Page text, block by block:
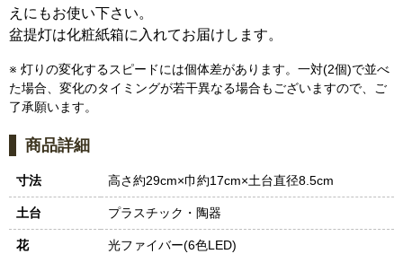
えにもお使い下さい。
盆提灯は化粧紙箱に入れてお届けします。
※ 灯りの変化するスピードには個体差があります。一対(2個)で並べ
た場合、変化のタイミングが若干異なる場合もございますので、ご
了承願います。
商品詳細
寸法 高さ約29cm×巾約17cm×土台直径8.5cm
土台 プラスチック・陶器
花
光ファイバー(6色LED)